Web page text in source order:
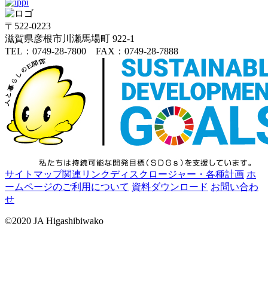
〒522-0223
滋賀県彦根市川瀬馬場町 922-1
TEL：0749-28-7800 FAX：0749-28-7888
サイトマップ関連リンクディスクロージャー・各種計画 ホ
ームページのご利用について 資料ダウンロード お問い合わ
せ
©2020 JA Higashibiwako